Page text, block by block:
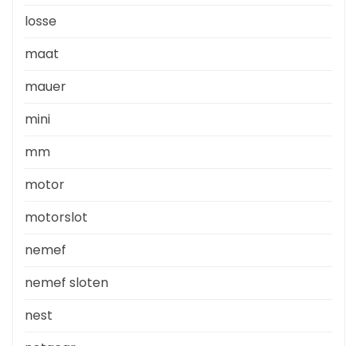
losse
maat
mauer
mini
mm
motor
motorslot
nemef
nemef sloten
nest